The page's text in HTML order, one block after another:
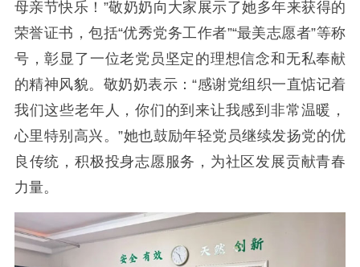
母亲节快乐！”敬奶奶向大家展示了她多年来获得的
荣誉证书，包括“优秀党务工作者”“最美志愿者”等称
号，彰显了一位老党员坚定的理想信念和无私奉献
的精神风貌。敬奶奶表示：“感谢党组织一直惦记着
我们这些老年人，你们的到来让我感到非常温暖，
心里特别高兴。”她也鼓励年轻党员继续发扬党的优
良传统，积极投身志愿服务，为社区发展贡献青春
力量。